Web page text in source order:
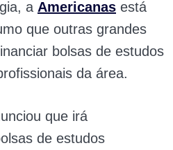
a Americanas está
que outras grandes
bolsas de estudos
da área.
que irá
de estudos